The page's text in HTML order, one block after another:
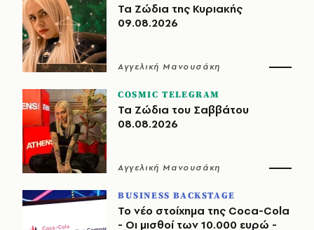
Τα Ζώδια της Κυριακής
09.08.2026
Αγγελική Μανουσάκη
COSMIC TELEGRAM
Τα Ζώδια του Σαββάτου
08.08.2026
Αγγελική Μανουσάκη
BUSINESS BACKSTAGE
Το νέο στοίχημα της Coca-Cola
- Οι μισθοί των 10.000 ευρώ -